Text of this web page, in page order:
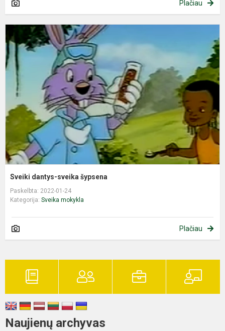
Plačiau
Sveiki dantys-sveika šypsena
Paskelbta: 2022-01-24
Kategorija: Sveika mokykla
Plačiau
Naujienų archyvas